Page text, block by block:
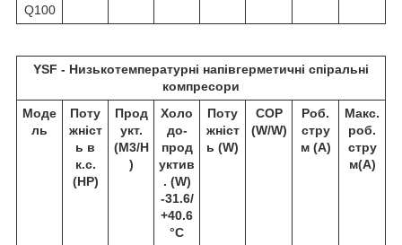
Q100
YSF - Низькотемпературні напівгерметичні спіральні
компресори
Моде
ль
Поту
жніст
ь в
к.с.
(HP)
Прод
укт.
(M3/H
)
Холо
до-
прод
уктив
. (W)
-31.6/
+40.6
°C
Поту
жніст
ь (W)
COP
(W/W)
Роб.
стру
м (A)
Макс.
роб.
стру
м(A)